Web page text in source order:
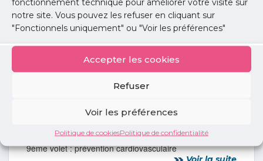
notre site. Vous pouvez les refuser en cliquant sur
"Fonctionnels uniquement" ou "Voir les préférences"
Accepter les cookies
Refuser
Voir les préférences
Politique de cookiesPolitique de confidentialité
Samedi 3 octobre 2026 de 8h30 à 13h00.
Voir la suite
Les topos d’experts en Santé publique : prévention
cardiovasculaire
9ème volet : prévention cardiovasculaire